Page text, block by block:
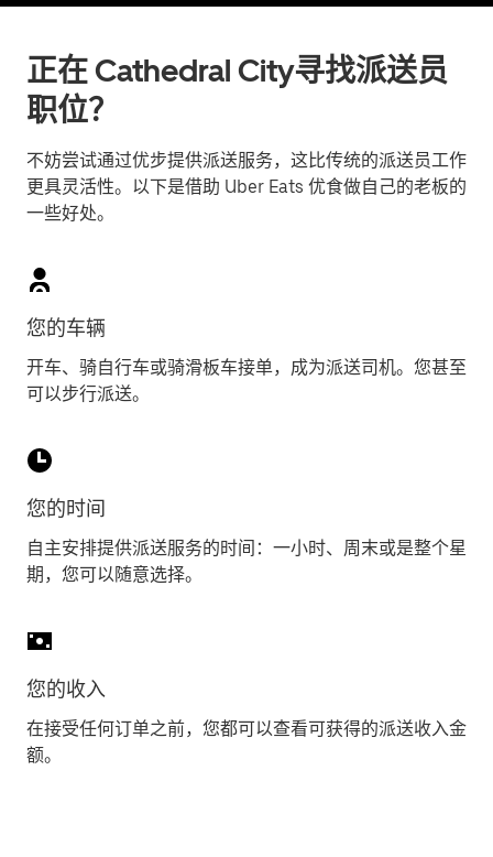
正在 Cathedral City寻找派送员
职位？
不妨尝试通过优步提供派送服务，这比传统的派送员工作
更具灵活性。以下是借助 Uber Eats 优食做自己的老板的
一些好处。
您的车辆
开车、骑自行车或骑滑板车接单，成为派送司机。您甚至
可以步行派送。
您的时间
自主安排提供派送服务的时间：一小时、周末或是整个星
期，您可以随意选择。
您的收入
在接受任何订单之前，您都可以查看可获得的派送收入金
额。